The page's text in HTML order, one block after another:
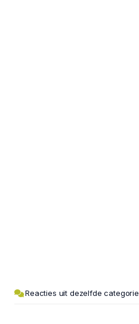
Reacties uit dezelfde categorie